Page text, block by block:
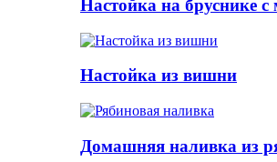
Настойка на бруснике с
Настойка из вишни
Домашняя наливка из